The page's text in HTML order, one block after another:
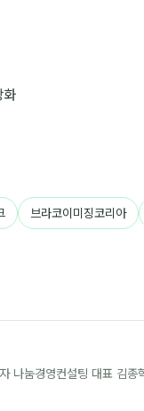
화
브라코이미징코리아
나눔경영컨설팅 대표 김종